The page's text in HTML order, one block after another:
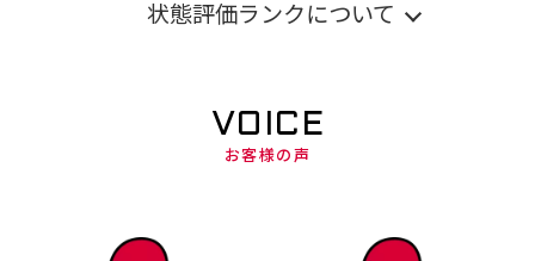
状態評価ランクについて
VOICE
お客様の声